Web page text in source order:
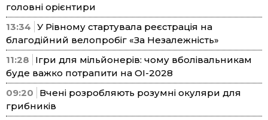
головні орієнтири
13:34 У Рівному стартувала реєстрація на
благодійний велопробіг «За Незалежність»
11:28
Ігри для мільйонерів: чому вболівальникам
буде важко потрапити на ОІ-2028
09:20
Вчені розробляють розумні окуляри для
грибників